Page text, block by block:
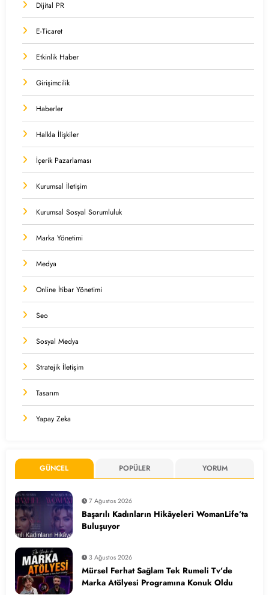
Dijital PR
E-Ticaret
Etkinlik Haber
Girişimcilik
Haberler
Halkla İlişkiler
İçerik Pazarlaması
Kurumsal İletişim
Kurumsal Sosyal Sorumluluk
Marka Yönetimi
Medya
Online İtibar Yönetimi
Seo
Sosyal Medya
Stratejik İletişim
Tasarım
Yapay Zeka
GÜNCEL POPÜLER YORUM
7 Ağustos 2026
Başarılı Kadınların Hikâyeleri WomanLife’ta
Buluşuyor
3 Ağustos 2026
Mürsel Ferhat Sağlam Tek Rumeli Tv’de
Marka Atölyesi Programına Konuk Oldu